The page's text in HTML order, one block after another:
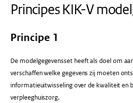
Principes KIK-V
Principe 1
De modelgegevensset heeft als doel om
verschaffen welke gegevens zij moeten
informatieuitwisseling over de kwaliteit en
verpleeghuiszorg.